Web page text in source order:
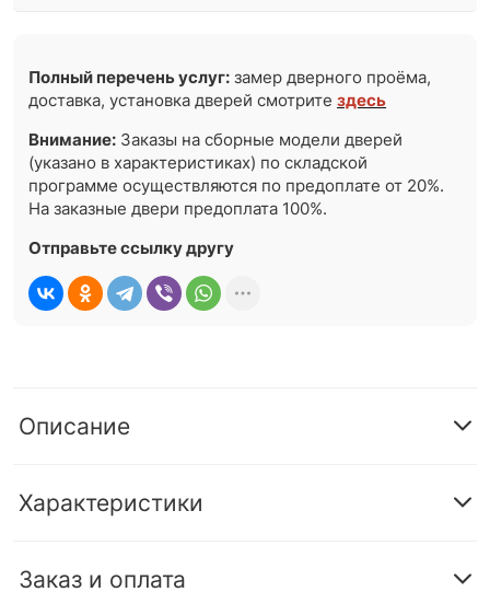
Полный перечень услуг: замер дверного проёма,
доставка, установка дверей смотритездесь
Внимание: Заказы на сборные модели дверей
(указано в характеристиках) по складской
программе осуществляются по предоплате от 20%.
На заказные двери предоплата 100%.
Отправьте ссылку другу
Описание
Характеристики
Заказ и оплата